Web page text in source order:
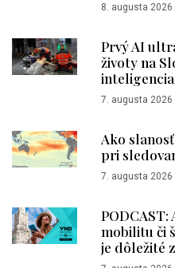
8. augusta 2026
Prvý AI
životy na
7. augusta 2026
Ako
pri
7. augusta 2026
mobilitu či
je dôležité